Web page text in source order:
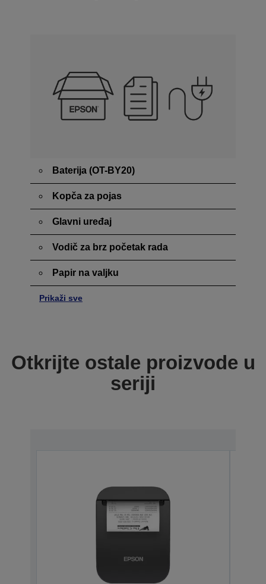
Baterija (OT-BY20)
Kopča za pojas
Glavni uređaj
Vodič za brz početak rada
Papir na valjku
Prikaži sve
Otkrijte ostale proizvode u
seriji